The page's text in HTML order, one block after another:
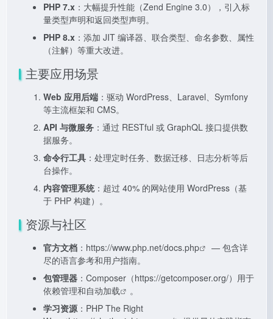
PHP 7.x ：大幅提升性能（Zend Engine 3.0），引入标
量类型声明和返回类型声明。
PHP 8.x ：添加 JIT 编译器、联合类型、命名参数、属性
（注解）等重大改进。
主要应用场景
Web 应用后端 ：驱动 WordPress、Laravel、Symfony
等主流框架和 CMS。
API 与微服务 ：通过 RESTful 或 GraphQL 接口提供数
据服务。
命令行工具 ：处理定时任务、数据迁移、日志分析等后
台操作。
内容管理系统：超过 40% 的网站使用 WordPress（基
于 PHP 构建）。
资源与社区
官方文档 ： https://www.php.net/docs.php
— 包含详
尽的语言参考和用户指南。
包管理器 ：Composer（https://getcomposer.org/）用于
依赖管理和自动加载
。
学习资源：PHP The Right